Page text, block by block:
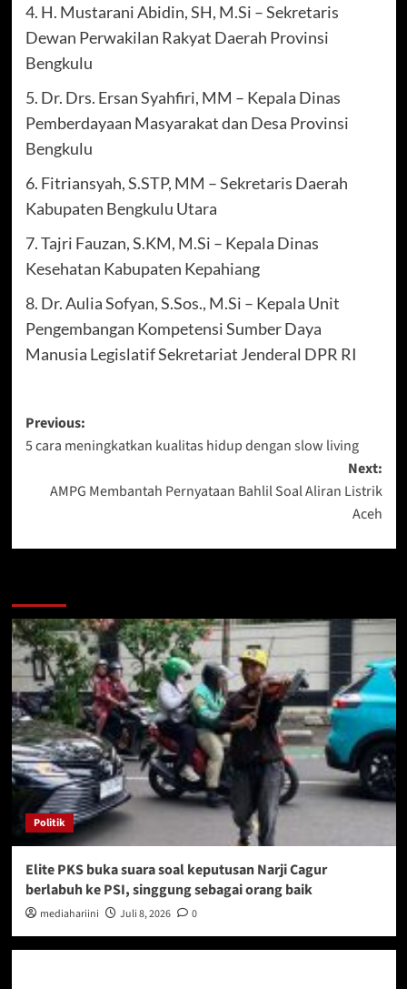
4. H. Mustarani Abidin, SH, M.Si – Sekretaris
Dewan Perwakilan Rakyat Daerah Provinsi
Bengkulu
5. Dr. Drs. Ersan Syahfiri, MM – Kepala Dinas
Pemberdayaan Masyarakat dan Desa Provinsi
Bengkulu
6. Fitriansyah, S.STP, MM – Sekretaris Daerah
Kabupaten Bengkulu Utara
7. Tajri Fauzan, S.KM, M.Si – Kepala Dinas
Kesehatan Kabupaten Kepahiang
8. Dr. Aulia Sofyan, S.Sos., M.Si – Kepala Unit
Pengembangan Kompetensi Sumber Daya
Manusia Legislatif Sekretariat Jenderal DPR RI
Post
navigation
Previous:
5 cara meningkatkan kualitas hidup dengan slow living
Next:
AMPG Membantah Pernyataan Bahlil Soal Aliran Listrik
Aceh
Politik
Elite PKS buka suara soal keputusan Narji Cagur
berlabuh ke PSI, singgung sebagai orang baik
mediahariini Juli 8, 2026 0